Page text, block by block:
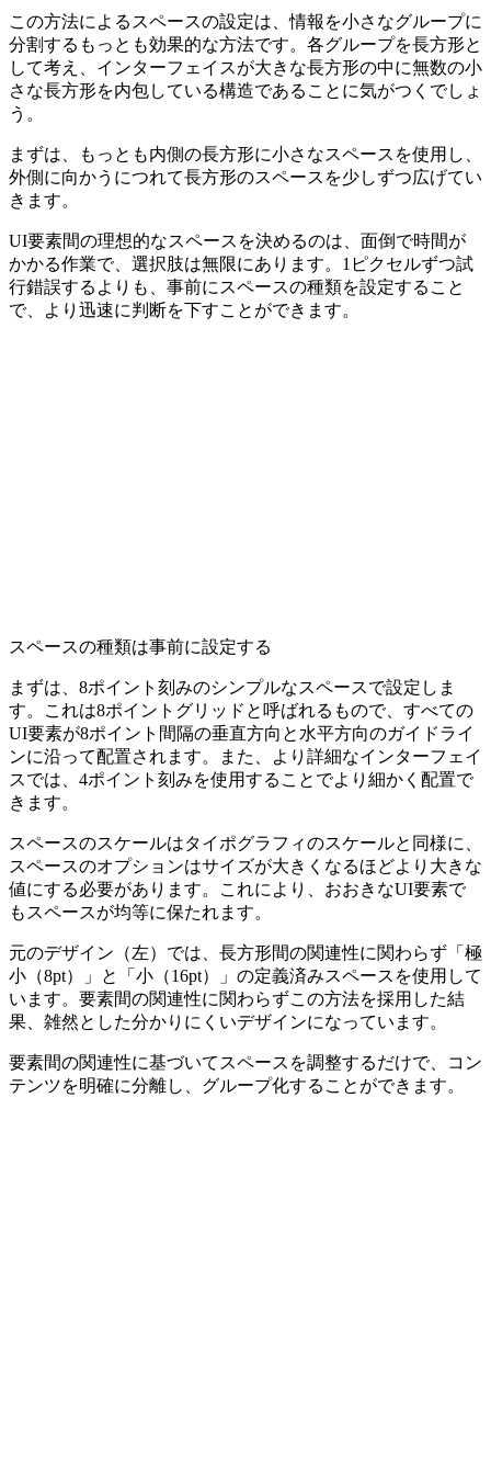
この方法による スペースの設定は、情報を小さなグループに
分割するもっとも効果的な方法です。各グループを長方形と
して考え、インターフェイスが大きな長方形の中に無数の小
さな長方形を内包している構造であることに気がつくでしょ
う。
まずは、もっとも内側の長方形に小さなスペースを使用し、
外側に向かうにつれて長方形のスペースを少しずつ広げてい
きます。
UI要素間の理想的なスペースを決めるのは、面倒で時間が
かかる作業で、選択肢は無限にあります。1ピクセルずつ試
行錯誤するよりも、事前にスペースの種類を設定すること
で、より迅速に判断を下すことができます。
スペースの種類は事前に設定する
まずは、8ポイント刻みのシンプルなスペースで設定しま
す。これは8ポイントグリッド と呼ばれるもので、すべての
UI要素が8ポイント間隔の垂直方向と水平方向のガイドライ
ンに沿って配置されます。また、より詳細なインターフェイ
スでは、4ポイント刻みを使用することでより細かく配置で
きます。
スペースのスケールはタイポグラフィのスケールと同様に、
スペースのオプションはサイズが大きくなるほどより大きな
値にする必要があります。これにより、おおきなUI要素で
もスペースが均等に保たれます。
元のデザイン（左）では、長方形間の関連性に関わらず「極
小（8pt）」と「小（16pt）」の定義済みスペースを使用して
います。要素間の関連性に関わらずこの方法を採用した結
果、雑然とした分かりにくいデザインになっています。
要素間の関連性に基づいてスペースを調整するだけで、コン
テンツを明確に分離し、グループ化することができます。